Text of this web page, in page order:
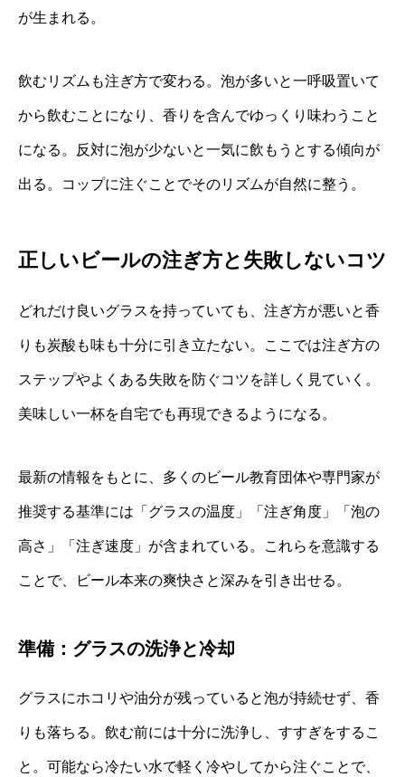
が生まれる。
飲むリズムも注ぎ方で変わる。泡が多いと一呼吸置いて
から飲むことになり、香りを含んでゆっくり味わうこと
になる。反対に泡が少ないと一気に飲もうとする傾向が
出る。コップに注ぐことでそのリズムが自然に整う。
正しいビールの注ぎ方と失敗しないコツ
どれだけ良いグラスを持っていても、注ぎ方が悪いと香
りも炭酸も味も十分に引き立たない。ここでは注ぎ方の
ステップやよくある失敗を防ぐコツを詳しく見ていく。
美味しい一杯を自宅でも再現できるようになる。
最新の情報をもとに、多くのビール教育団体や専門家が
推奨する基準には「グラスの温度」「注ぎ角度」「泡の
高さ」「注ぎ速度」が含まれている。これらを意識する
ことで、ビール本来の爽快さと深みを引き出せる。
準備：グラスの洗浄と冷却
グラスにホコリや油分が残っていると泡が持続せず、香
りも落ちる。飲む前には十分に洗浄し、すすぎをするこ
と。可能なら冷たい水で軽く冷やしてから注ぐことで、